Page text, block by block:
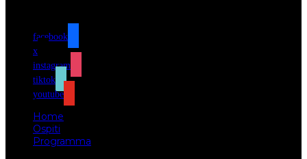
facebook
x
instagram
tiktok
youtube
Home
Ospiti
Programma